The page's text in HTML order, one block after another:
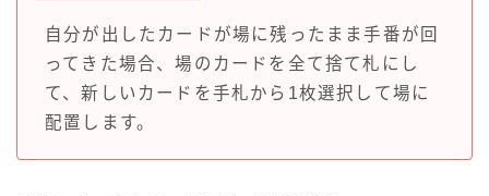
自分が出したカードが場に残ったまま手番が回
ってきた場合、場のカードを全て捨て札にし
て、新しいカードを手札から1枚選択して場に
配置します。